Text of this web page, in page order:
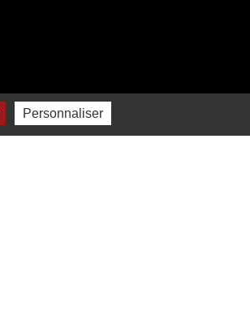
Personnaliser